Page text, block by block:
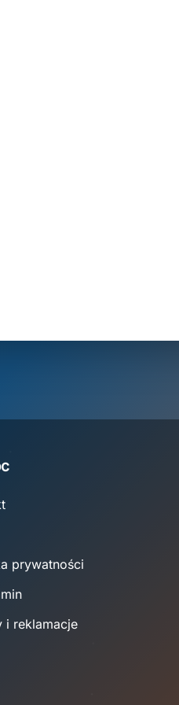
prywatności
i reklamacje